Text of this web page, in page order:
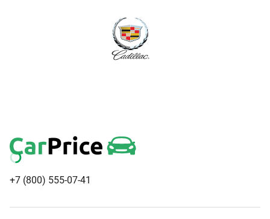
+7 (800) 555-07-41